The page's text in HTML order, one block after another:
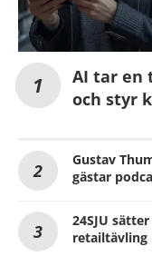
AI tar en
och styr
Gustav
gästar
24SJU
retailtävling